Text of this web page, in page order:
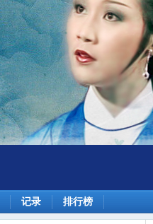
记录 排行榜